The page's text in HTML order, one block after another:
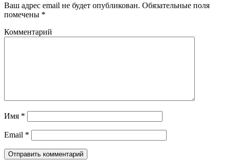
Ваш адрес email не будет опубликован. Обязательные поля
помечены *
Комментарий
Имя *
Email *